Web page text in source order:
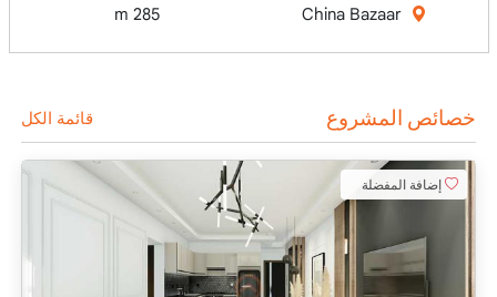
China Bazaar
285 m
خصائص المشروع قائمة الكل
إضافة المفضلة